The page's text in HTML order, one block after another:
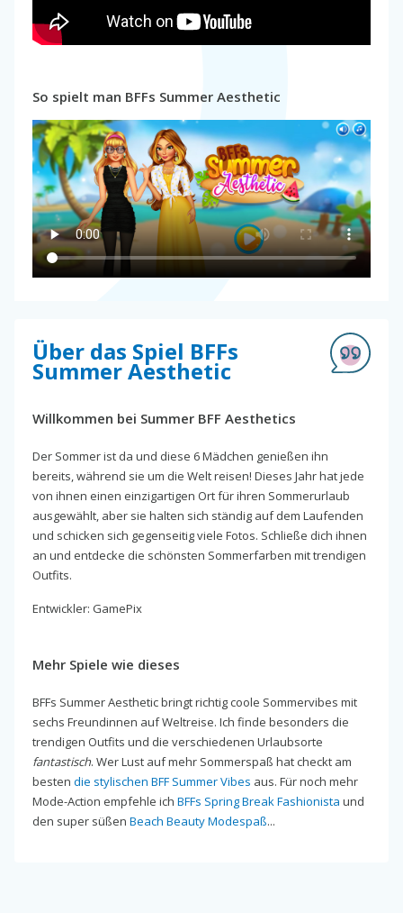
So spielt man BFFs Summer Aesthetic
Über das Spiel BFFs
Summer Aesthetic
Willkommen bei Summer BFF Aesthetics
Der Sommer ist da und diese 6 Mädchen genießen ihn
bereits, während sie um die Welt reisen! Dieses Jahr hat jede
von ihnen einen einzigartigen Ort für ihren Sommerurlaub
ausgewählt, aber sie halten sich ständig auf dem Laufenden
und schicken sich gegenseitig viele Fotos. Schließe dich ihnen
an und entdecke die schönsten Sommerfarben mit trendigen
Outfits.
Entwickler: GamePix
Mehr Spiele wie dieses
BFFs Summer Aesthetic bringt richtig coole Sommervibes mit
sechs Freundinnen auf Weltreise. Ich finde besonders die
trendigen Outfits und die verschiedenen Urlaubsorte
fantastisch. Wer Lust auf mehr Sommerspaß hat checkt am
besten die stylischen BFF Summer Vibes aus. Für noch mehr
Mode-Action empfehle ich BFFs Spring Break Fashionista und
den super süßen Beach Beauty Modespaß...